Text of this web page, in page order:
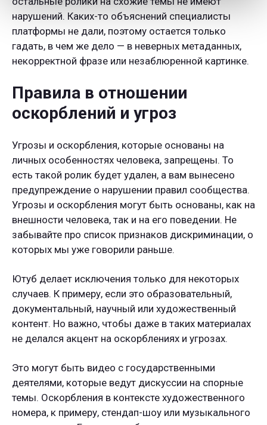
нарушений. Каких-то объяснений специалисты
платформы не дали, поэтому остается только
гадать, в чем же дело — в неверных метаданных,
некорректной фразе или незаблюренной картинке.
Правила в отношении
оскорблений и угроз
Угрозы и оскорбления, которые основаны на
личных особенностях человека, запрещены. То
есть такой ролик будет удален, а вам вынесено
предупреждение о нарушении правил сообщества.
Угрозы и оскорбления могут быть основаны, как на
внешности человека, так и на его поведении. Не
забывайте про список признаков дискриминации, о
которых мы уже говорили раньше.
Ютуб делает исключения только для некоторых
случаев. К примеру, если это образовательный,
документальный, научный или художественный
контент. Но важно, чтобы даже в таких материалах
не делался акцент на оскорблениях и угрозах.
Это могут быть видео с государственными
деятелями, которые ведут дискуссии на спорные
темы. Оскорбления в контексте художественного
номера, к примеру, стендап-шоу или музыкального